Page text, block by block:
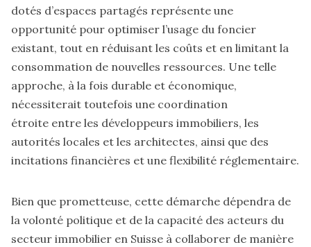
dotés d’espaces partagés représente une
opportunité pour optimiser l’usage du foncier
existant, tout en réduisant les coûts et en limitant la
consommation de nouvelles ressources. Une telle
approche, à la fois durable et économique,
nécessiterait toutefois une coordination
étroite entre les développeurs immobiliers, les
autorités locales et les architectes, ainsi que des
incitations financières et une flexibilité réglementaire.
Bien que prometteuse, cette démarche dépendra de
la volonté politique et de la capacité des acteurs du
secteur immobilier en Suisse à collaborer de manière